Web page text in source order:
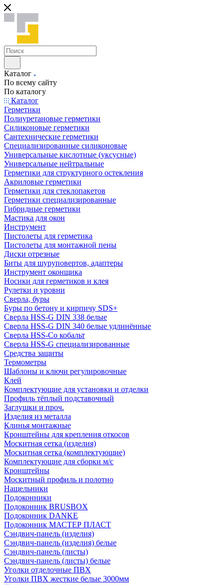
Каталог
По всему сайту
По каталогу
Каталог
Герметики
Полиуретановые герметики
Силиконовые герметики
Сантехнические герметики
Специализированные силиконовые
Универсальные кислотные (уксусные)
Универсальные нейтральные
Герметики для структурного остекления
Акриловые герметики
Герметики для стеклопакетов
Герметики специализированные
Гибридные герметики
Мастика для окон
Инструмент
Пистолеты для герметика
Пистолеты для монтажной пены
Диски отрезные
Биты для шуруповертов, адаптеры
Инструмент оконщика
Носики для герметиков и клея
Рулетки и уровни
Сверла, буры
Буры по бетону и кирпичу SDS+
Сверла HSS-G DIN 338 белые
Сверла HSS-G DIN 340 белые удлинённые
Сверла HSS-Co кобальт
Сверла HSS-G специализированные
Средства защиты
Термометры
Шаблоны и ключи регулировочные
Клей
Комплектующие для установки и отделки
Профиль тёплый подставочный
Заглушки и проч.
Изделия из металла
Клинья монтажные
Кронштейны для крепления откосов
Москитная сетка (изделия)
Москитная сетка (комплектующие)
Комплектующие для сборки м/с
Кронштейны
Москитный профиль и полотно
Нащельники
Подоконники
Подоконник BRUSBOX
Подоконник DANKE
Подоконник МАСТЕР ПЛАСТ
Сэндвич-панель (изделия)
Сэндвич-панель (изделия) белые
Сэндвич-панель (листы)
Сэндвич-панель (листы) белые
Уголки отделочные ПВХ
Уголки ПВХ жесткие белые 3000мм